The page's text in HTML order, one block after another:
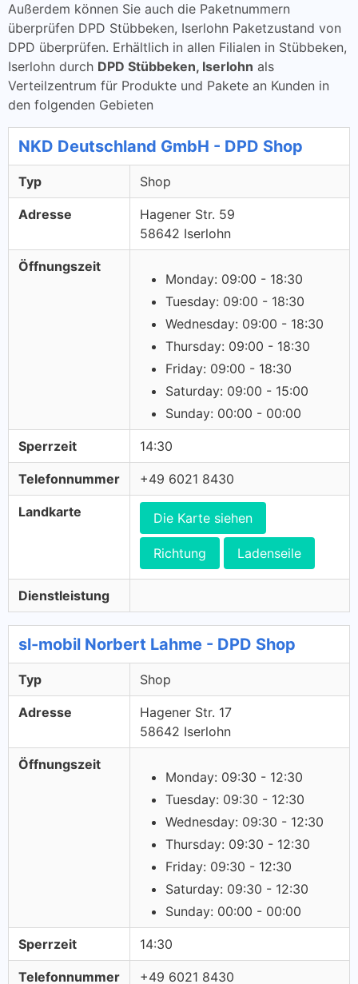
Außerdem können Sie auch die Paketnummern
überprüfen DPD Stübbeken, Iserlohn Paketzustand von
DPD überprüfen. Erhältlich in allen Filialen in Stübbeken,
Iserlohn durch DPD Stübbeken, Iserlohn als
Verteilzentrum für Produkte und Pakete an Kunden in
den folgenden Gebieten
NKD Deutschland GmbH - DPD Shop
Typ Shop
Adresse
Hagener Str. 59
58642 Iserlohn
Öffnungszeit
Monday: 09:00 - 18:30
Tuesday: 09:00 - 18:30
Wednesday: 09:00 - 18:30
Thursday: 09:00 - 18:30
Friday: 09:00 - 18:30
Saturday: 09:00 - 15:00
Sunday: 00:00 - 00:00
Sperrzeit 14:30
Telefonnummer +49 6021 8430
Landkarte Die Karte siehen
Richtung Ladenseile
Dienstleistung
sl-mobil Norbert Lahme - DPD Shop
Typ Shop
Adresse
Hagener Str. 17
58642 Iserlohn
Öffnungszeit
Monday: 09:30 - 12:30
Tuesday: 09:30 - 12:30
Wednesday: 09:30 - 12:30
Thursday: 09:30 - 12:30
Friday: 09:30 - 12:30
Saturday: 09:30 - 12:30
Sunday: 00:00 - 00:00
Sperrzeit 14:30
Telefonnummer +49 6021 8430